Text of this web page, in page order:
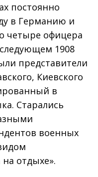
постоянно
в Германию и
четыре офицера
1908
представители
Киевского
в
Старались
военных
отдыхе».